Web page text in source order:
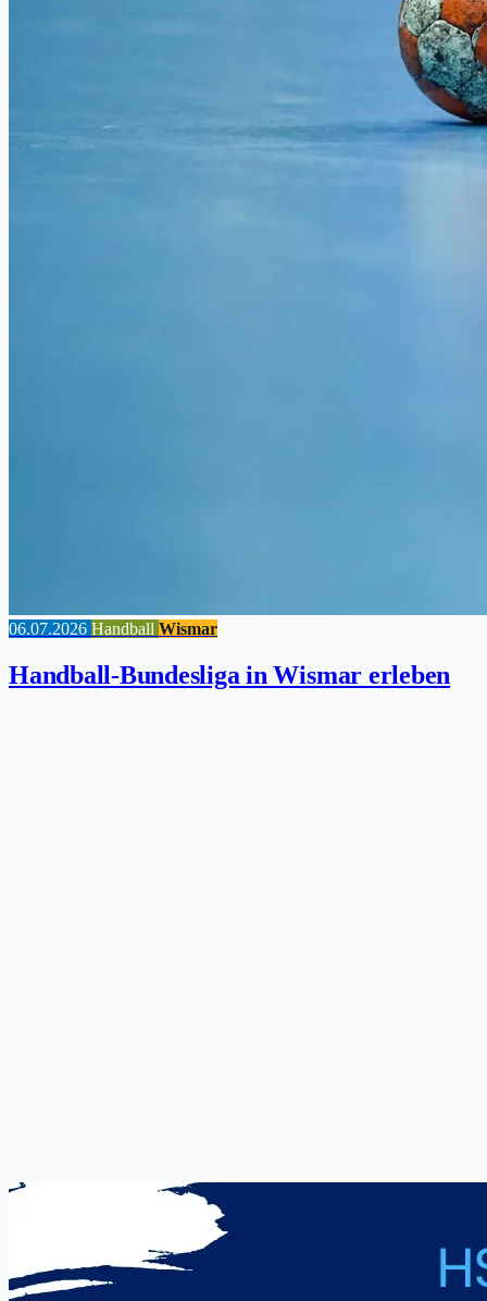
06.07.2026 Handball Wismar
Handball-Bundesliga in Wismar erleben